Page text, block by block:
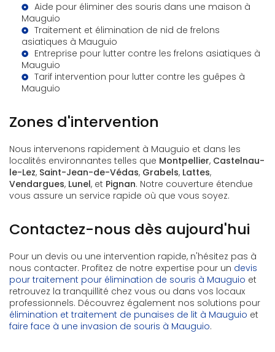
Aide pour éliminer des souris dans une maison à
Mauguio
Traitement et élimination de nid de frelons
asiatiques à Mauguio
Entreprise pour lutter contre les frelons asiatiques à
Mauguio
Tarif intervention pour lutter contre les guêpes à
Mauguio
Zones d'intervention
Nous intervenons rapidement à Mauguio et dans les
localités environnantes telles que Montpellier, Castelnau-
le-Lez, Saint-Jean-de-Védas, Grabels, Lattes,
Vendargues, Lunel, et Pignan. Notre couverture étendue
vous assure un service rapide où que vous soyez.
Contactez-nous dès aujourd'hui
Pour un devis ou une intervention rapide, n'hésitez pas à
nous contacter. Profitez de notre expertise pour un devis
pour traitement pour élimination de souris à Mauguio et
retrouvez la tranquillité chez vous ou dans vos locaux
professionnels. Découvrez également nos solutions pour
élimination et traitement de punaises de lit à Mauguio et
faire face à une invasion de souris à Mauguio.